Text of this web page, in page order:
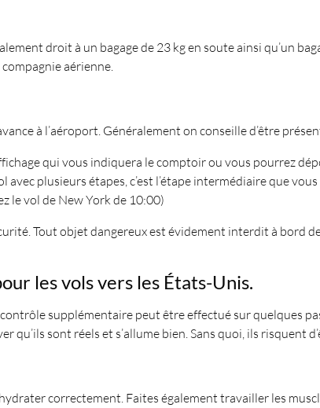
droit à un bagage de 23 kg en soute ainsi qu’un
aérienne.
à l’aéroport. Généralement on conseille d’être
qui vous indiquera le comptoir ou vous pourrez
avec plusieurs étapes, c’est l’étape intermédiaire que
le vol de New York de 10:00)
Tout objet dangereux est évidement interdit à bord
les vols vers les États-Unis.
supplémentaire peut être effectué sur quelques
qu’ils sont réels et s’allume bien. Sans quoi, ils risquent
correctement. Faites également travailler les